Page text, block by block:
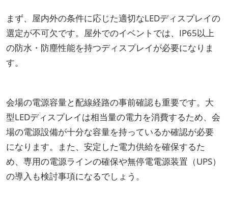
まず、屋内外の条件に応じた適切なLEDディスプレイの
選定が不可欠です。屋外でのイベントでは、IP65以上
の防水・防塵性能を持つディスプレイが必要になりま
す。
会場の電源容量と配線経路の事前確認も重要です。大
型LEDディスプレイは相当量の電力を消費するため、会
場の電源設備が十分な容量を持っているか確認が必要
になります。また、安定した電力供給を確保するた
め、専用の電源ラインの確保や無停電電源装置（UPS）
の導入も検討事項になるでしょう。